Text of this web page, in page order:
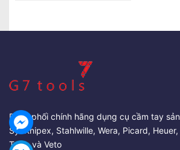
Phân phối chính hãng dụng cụ cầm tay
Sỹ: Knipex, Stahlwille, Wera, Picard,
Tools và Veto